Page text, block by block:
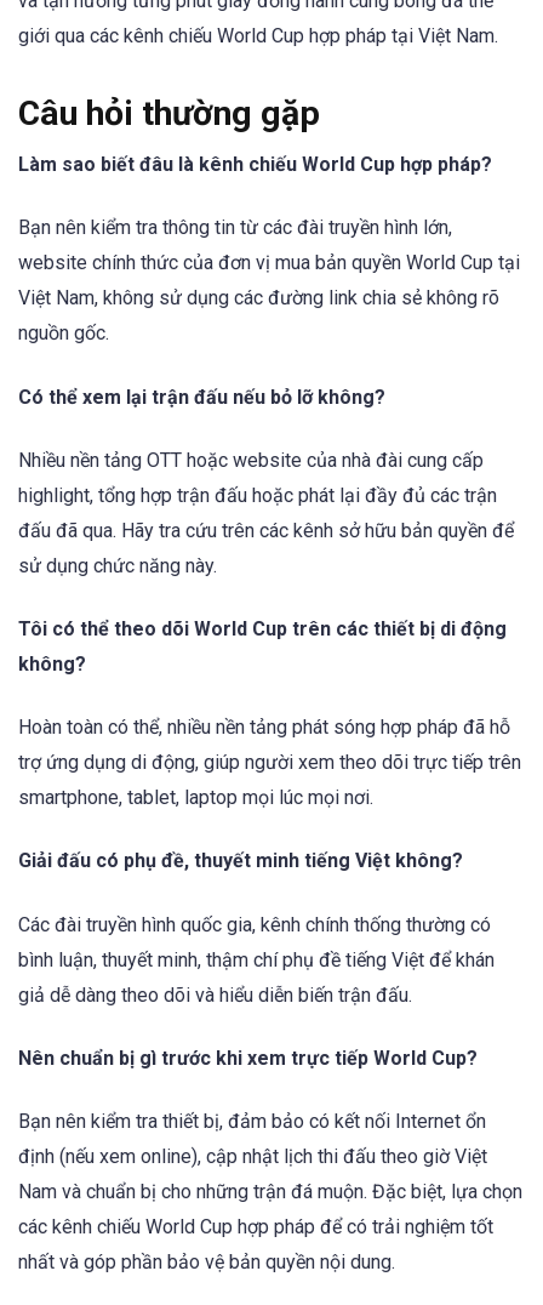
giới qua các kênh chiếu World Cup hợp pháp tại Việt Nam.
Câu hỏi thường gặp
Làm sao biết đâu là kênh chiếu World Cup hợp pháp?
Bạn nên kiểm tra thông tin từ các đài truyền hình lớn,
website chính thức của đơn vị mua bản quyền World Cup tại
Việt Nam, không sử dụng các đường link chia sẻ không rõ
nguồn gốc.
Có thể xem lại trận đấu nếu bỏ lỡ không?
Nhiều nền tảng OTT hoặc website của nhà đài cung cấp
highlight, tổng hợp trận đấu hoặc phát lại đầy đủ các trận
đấu đã qua. Hãy tra cứu trên các kênh sở hữu bản quyền để
sử dụng chức năng này.
Tôi có thể theo dõi World Cup trên các thiết bị di động
không?
Hoàn toàn có thể, nhiều nền tảng phát sóng hợp pháp đã hỗ
trợ ứng dụng di động, giúp người xem theo dõi trực tiếp trên
smartphone, tablet, laptop mọi lúc mọi nơi.
Giải đấu có phụ đề, thuyết minh tiếng Việt không?
Các đài truyền hình quốc gia, kênh chính thống thường có
bình luận, thuyết minh, thậm chí phụ đề tiếng Việt để khán
giả dễ dàng theo dõi và hiểu diễn biến trận đấu.
Nên chuẩn bị gì trước khi xem trực tiếp World Cup?
Bạn nên kiểm tra thiết bị, đảm bảo có kết nối Internet ổn
định (nếu xem online), cập nhật lịch thi đấu theo giờ Việt
Nam và chuẩn bị cho những trận đá muộn. Đặc biệt, lựa chọn
các kênh chiếu World Cup hợp pháp để có trải nghiệm tốt
nhất và góp phần bảo vệ bản quyền nội dung.